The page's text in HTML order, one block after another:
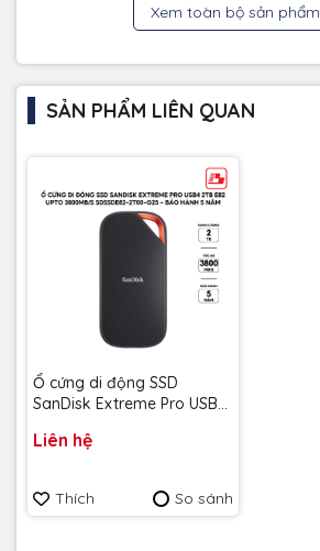
Xem toàn bộ sản phẩm
SẢN PHẨM LIÊN QUAN
Ổ cứng di động SSD
SanDisk Extreme Pro USB4
SDSSDE82-2T00-G25 - Bảo
Liên hệ
Thích So sánh